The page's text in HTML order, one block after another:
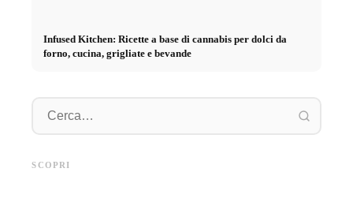
Infused Kitchen: Ricette a base di cannabis per dolci da
forno, cucina, grigliate e bevande
SCOPRI
online mirato